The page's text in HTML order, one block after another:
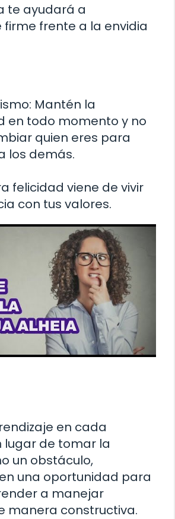
te ayudará a
frente a la envidia
Mantén la
en todo momento y no
quien eres para
los demás.
felicidad viene de vivir
con tus valores.
en cada
lugar de tomar la
un obstáculo,
una oportunidad para
a manejar
manera constructiva.